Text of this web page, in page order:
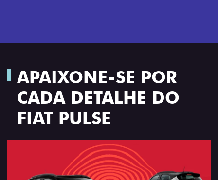
APAIXONE-SE POR
CADA DETALHE DO
FIAT PULSE